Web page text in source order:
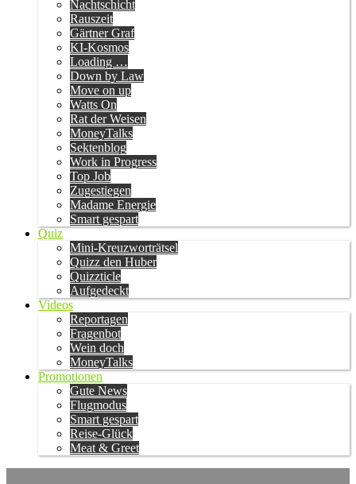
Nachtschicht
Rauszeit
Gärtner Graf
KI-Kosmos
Loading …
Down by Law
Move on up
Watts On
Rat der Weisen
MoneyTalks
Sektenblog
Work in Progress
Top Job
Zugestiegen
Madame Energie
Smart gespart
Quiz
Mini-Kreuzworträtsel
Quizz den Huber
Quizzticle
Aufgedeckt
Videos
Reportagen
Fragenbot
Wein doch
MoneyTalks
Promotionen
Gute News
Flugmodus
Smart gespart
Reise-Glück
Meat & Greet